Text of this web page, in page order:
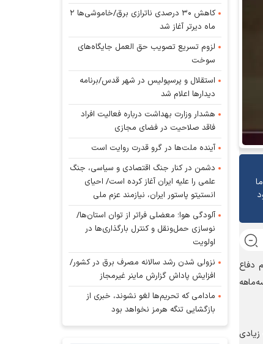
دفاع
کاهش ۳۰ درصدی ناترازی برق/خاموشی‌ها ۲
ماه دیرتر آغاز شد
لزوم تسریع تصویب حق العمل جایگاه‌های
سوخت
استقلال و پرسپولیس در شهر قدس/برنامه
دیدار‌ها اعلام شد
هشدار وزارت بهداشت درباره فعالیت افراد
فاقد صلاحیت در فضای مجازی
آینده ملت‌ها در گرو قدرت روایت است
دشمن در کنار جنگ اقتصادی و سیاسی، جنگ
علمی را علیه ایران آغاز کرده است/ احیای
انستیتو پاستور ایران، نیازمند عزم ملی
آلودگی هوا؛ معضلی فراتر از توان استان‌ها/
نوسازی حمل‌ونقل و کنترل بارگذاری‌ها در
اولویت
نزولی شدن رشد سالانه مصرف برق در کشور/
افزایش پاداش گزارش ماینر غیرمجاز
مادامی که تحریم‌ها لغو نشوند، خبری از
بازگشایی تنگه هرمز نخواهد بود